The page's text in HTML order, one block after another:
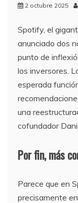
2 octubre 2025
Spotify, el
anunciado dos
punto de
los inversores.
esperada
una
cofundador
Por fin, más
Parece que en
precisamente